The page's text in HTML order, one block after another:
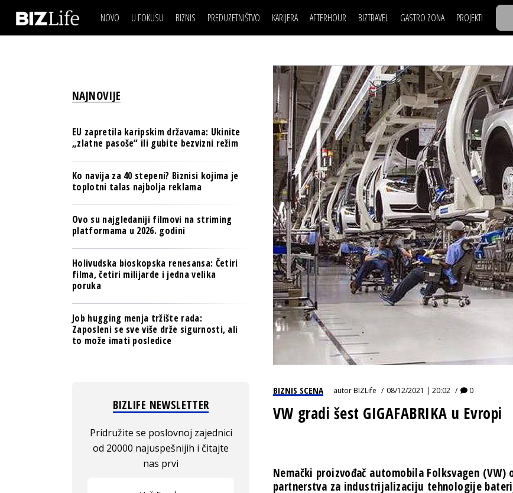
NOVO U FOKUSU BIZNIS
BANKE
OSIGURANJE
TECH I AI
BIZNIS & SPORT
PULS REGIONA
NOVO NA RAFU
PREDUZETNIŠTVO KARIJERA
LJUDI (HR)
MOJ UGAO
USAVRŠAVANJE
KNOW-HOW
AFTERHOUR
KNJIGE
AUTO SVET
STIL
WELLBEING
BIZTRAVEL GASTRO ZONA PROJEKTI
TASTY TALKS
30 ISPOD 30
BACK TO
BIZBENDOVI
BMW
BIZLIFE
IZJAVA
IZJAVA DANABIZNIS SCENA
BREND I KOMUNIKACIJE
OSIGURANJE
TECH I AI
PULS REGIONA
POSAO
MOJ UGAO
USAVRŠAVANJE
KNOW-HOW
FILM I SCENA
AUTO SVET
STIL
WELLBEING
NAJKOLEGA
30 ISPOD 30
BACK TO
BIZBENDOVI
BMW
BIZLIFE
IZJAVA
BIZNIS SCENA autorBIZLife 08/12/2021 | 20:02 0
VW gradi šest GIGAFABRIKA u Evropi
Nemački proizvođač automobila Folksvagen
partnerstva za industrijalizaciju tehnologije
NAJNOVIJE
EU zapretila karipskim državama: Ukinite
„zlatne pasoše“ ili gubite bezvizni režim
Ko navija za 40 stepeni? Biznisi kojima je
toplotni talas najbolja reklama
Ovo su najgledaniji filmovi na striming
platformama u 2026. godini
Holivudska bioskopska renesansa: Četiri
filma, četiri milijarde i jedna velika
poruka
Job hugging menja tržište rada:
Zaposleni se sve više drže sigurnosti, ali
to može imati posledice
BIZLIFE NEWSLETTER
Pridružite se poslovnoj zajednici
od 20000 najuspešnijih i čitajte
nas prvi